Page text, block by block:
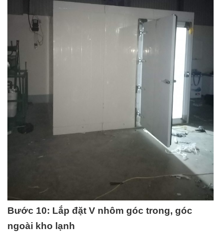
Bước 10: Lắp đặt V nhôm góc trong, góc
ngoài kho lạnh